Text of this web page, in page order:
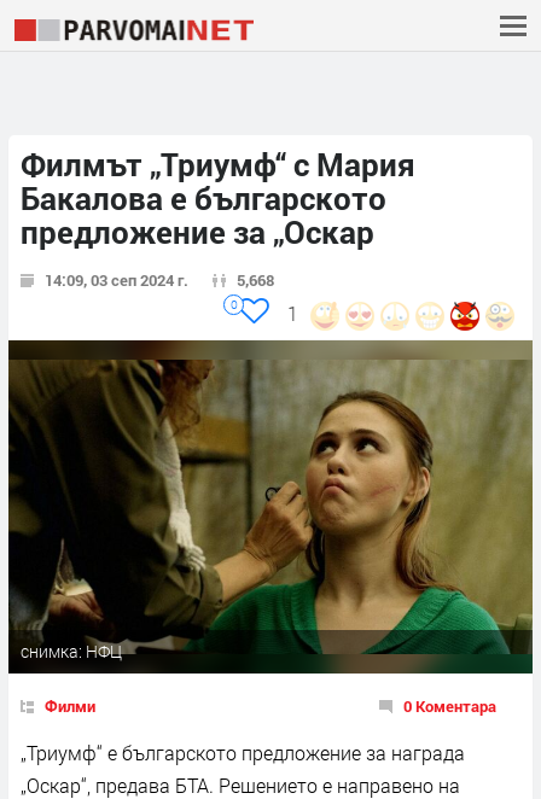
Филмът „Триумф“ с Мария
Бакалова е българското
предложение за „Оскар
14:09, 03 сеп 2024 г. 5,668
1
0
снимка: НФЦ
Филми 0 Коментара
„Триумф“ е българското предложение за награда
„Оскар“, предава БТА. Решението е направено на